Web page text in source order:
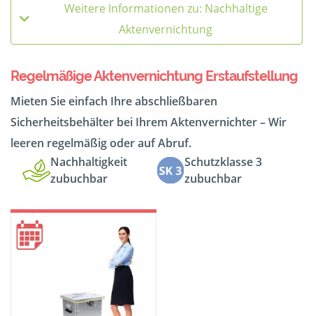
Weitere Informationen zu: Nachhaltige
Aktenvernichtung
Regelmäßige Aktenvernichtung Erstaufstellung
Mieten Sie einfach Ihre abschließbaren
Sicherheitsbehälter bei Ihrem Aktenvernichter – Wir
leeren regelmäßig oder auf Abruf.
Nachhaltigkeit
zubuchbar
Schutzklasse 3
zubuchbar